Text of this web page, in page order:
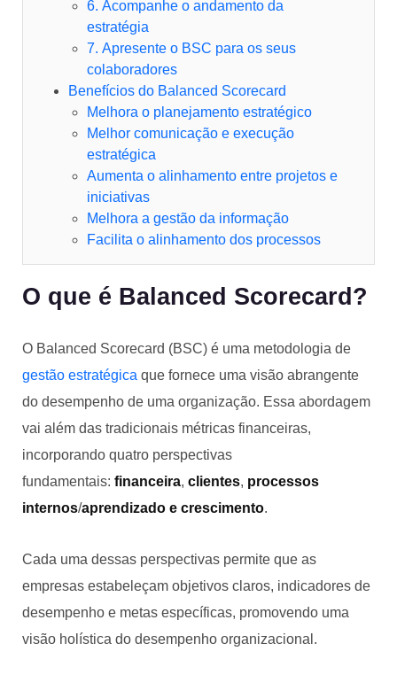
6. Acompanhe o andamento da
estratégia
7. Apresente o BSC para os seus
colaboradores
Benefícios do Balanced Scorecard
Melhora o planejamento estratégico
Melhor comunicação e execução
estratégica
Aumenta o alinhamento entre projetos e
iniciativas
Melhora a gestão da informação
Facilita o alinhamento dos processos
O que é Balanced Scorecard?
O Balanced Scorecard (BSC) é uma metodologia de
gestão estratégica que fornece uma visão abrangente
do desempenho de uma organização. Essa abordagem
vai além das tradicionais métricas financeiras,
incorporando quatro perspectivas
fundamentais: financeira, clientes, processos
internos/aprendizado e crescimento.
Cada uma dessas perspectivas permite que as
empresas estabeleçam objetivos claros, indicadores de
desempenho e metas específicas, promovendo uma
visão holística do desempenho organizacional.